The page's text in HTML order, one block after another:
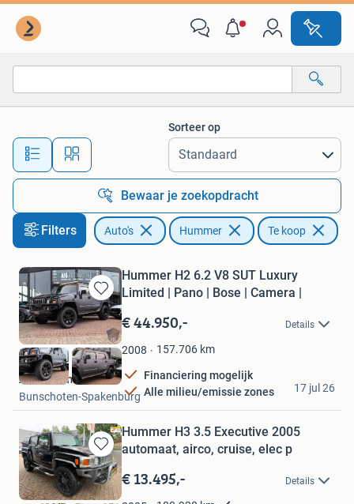
Alle afstanden…
Sorteer op
Bewaar je zoekopdracht
Filters Auto's Hummer Te koop
Bewaren
in
Mijn
Favorieten
Hummer H2 6.2 V8 SUT Luxury
Limited | Pano | Bose | Camera |
€ 44.950,- Details
2008 157.706 km
Financiering mogelijk
Alle milieu/emissie zones
AIG Automotive
Bunschoten-Spakenburg
17 jul 26
Bewaren
in
Mijn
Favorieten
Hummer H3 3.5 Executive 2005
automaat, airco, cruise, elec p
€ 13.495,- Details